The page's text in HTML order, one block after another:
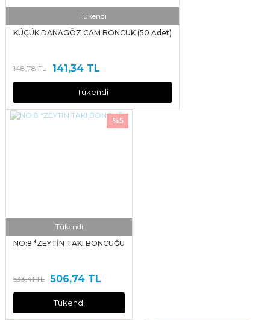
Tükendi
KÜÇÜK DANAGÖZ CAM BONCUK (50 Adet)
148,78 TL 141,34 TL
Tükendi
%5
Tükendi
NO:8 *ZEYTİN TAKI BONCUĞU
533,41 TL 506,74 TL
Tükendi